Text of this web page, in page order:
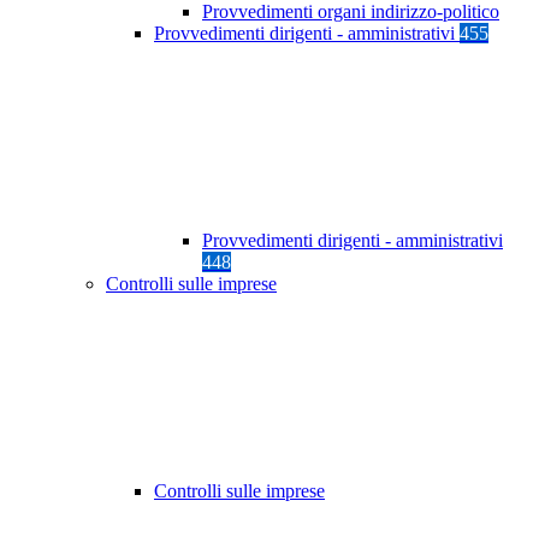
Provvedimenti organi indirizzo-politico
Provvedimenti dirigenti - amministrativi 455
Provvedimenti dirigenti - amministrativi
448
Controlli sulle imprese
Controlli sulle imprese